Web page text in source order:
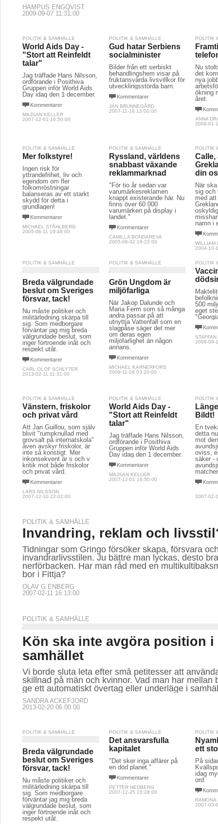
HAMPUS ENGQVIST
2009-09-07 11:31:00
POLITIK & SAMHÄLLE
World Aids Day -
"Stort att Reinfeldt
talar"
Jag träffade Hans Nilsson,
ordförande i Posithiva
Gruppen inför World Aids
Day idag den 1 december.
Kommentarer
MAJSAN KELLER
2007-12-01 16:50:00
POLITIK & SAMHÄLLE
Gud hatar Serbiens
socialminister
Bilder från ett serbiskt
behandlingshem visar på
fruktansvärda livsvillkor för
utvecklingsstörda barn.
Kommentarer
JAN BRUNNEGÅRD
2007-11-16 13:00:00
POLITIK
Nu
det
nya
ökning
året.
ANNA
2006-01-
POLITIK & SAMHÄLLE
Mer folkstyre!
Ingen risk för
yttrandefrihet, liv och
egendom om fler
folkomröstningar
balanseras av ett starkt
skydd för detta i
grundlagen!
Kommentarer
MICHAEL STÅHLBERG
2005-06-11 19:48:00
POLITIK & SAMHÄLLE
Ryssland, världens
snabbast växande
reklammarknad
"För tio år sedan var
varumärkesreklamen
knappt existerande här. Nu
finns över 60 000
varumärken på display i
landet."
Kommentarer
CAMILLA BONDAREVA
2005-06-02 19:22:00
POLITIK
Calle,
din
När
sig och
med
namn i
WILLIAM
2004-10-
POLITIK & SAMHÄLLE
Breda välgrundade
beslut om Sveriges
försvar, tack!
Nu måste politiker och
militärledning skärpa till
sig. Som medborgare
förväntar jag mig breda
välgrundade beslut, som
inger förtroende inåt och
respekt utåt.
Kommentarer
CARL OLOF SCHLYTER
2013-02-11 11:31:00
POLITIK & SAMHÄLLE
Grön Ungdom är
miljöfarliga
När Jakop Dalunde och
Maria Ferm som så många
andra passar på att
utnyttja Vattenfall som en
slagpåse säger det mer
om deras egen
miljöfarlighet än någon
annans.
Kommentarer
MICHAEL KARNERFORS
2009-11-26 03:20:00
POLITIK
500
eget
2009-09-
POLITIK & SAMHÄLLE
Vänstern, friskolor
och privat vård
Att Jan Guillou, som själv
blivit "rumpknullad med
grovsalt på internatskola"
även avskyr friskolor, är
inte så konstigt. Mer
inkonsekvent är s och v
kritik mot både friskolor
och privat vård.
Kommentarer
LARS NILSSON
2007-12-10 22:02:00
POLITIK & SAMHÄLLE
World Aids Day -
"Stort att Reinfeldt
talar"
Jag träffade Hans Nilsson,
ordförande i Posithiva
Gruppen inför World Aids
Day idag den 1 december.
Kommentarer
MAJSAN KELLER
2007-12-01 16:50:00
POLITIK
Bildt!
En
detta
mot
oviss,
säker -
2007-02-
POLITIK & SAMHÄLLE
Invandring, reklam och
Tidningar som Gringo försöker skapa, försvara
invandrarlivsstilen. Ju bättre man lyckas, desto
nerförbacken. Har man råd med en
bor i Fittja?
OLAV G ENBERG
2007-02-11 16:13:00
POLITIK & SAMHÄLLE
Kön ska inte avgöra position i
samhället
Vi borde sluta leta efter små petitesser att
skillnad på män och kvinnor. Vad man har mellan
ge ett automatiskt övertag eller underläge i
SANDRA ACKEFJORD
2013-02-20 06:00:00
POLITIK & SAMHÄLLE
Breda välgrundade
beslut om Sveriges
försvar, tack!
Nu måste politiker och
militärledning skärpa till
sig. Som medborgare
förväntar jag mig breda
välgrundade beslut, som
inger förtroende inåt och
respekt utåt.
POLITIK & SAMHÄLLE
Det ansvarsfulla
kapitalet
"Det sker inga affärer på
en död planet."
Kommentarer
PETTER HEDBERG
2007-12-25 16:28:00
POLITIK
ett
På
idag
ord.
RAMONA
2007-03-